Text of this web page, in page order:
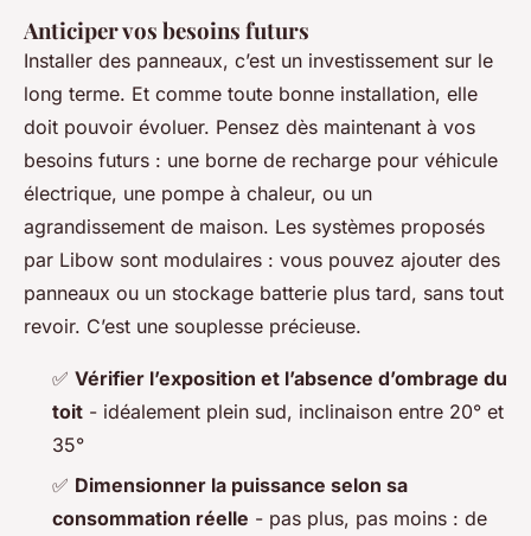
Anticiper vos besoins futurs
Installer des panneaux, c’est un investissement sur le
long terme. Et comme toute bonne installation, elle
doit pouvoir évoluer. Pensez dès maintenant à vos
besoins futurs : une borne de recharge pour véhicule
électrique, une pompe à chaleur, ou un
agrandissement de maison. Les systèmes proposés
par Libow sont modulaires : vous pouvez ajouter des
panneaux ou un stockage batterie plus tard, sans tout
revoir. C’est une souplesse précieuse.
✅ Vérifier l’exposition et l’absence d’ombrage du
toit - idéalement plein sud, inclinaison entre 20° et
35°
✅ Dimensionner la puissance selon sa
consommation réelle - pas plus, pas moins : de